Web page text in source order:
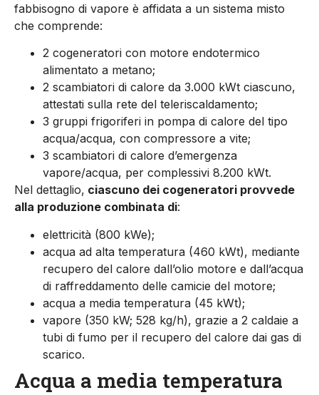
fabbisogno di vapore è affidata a un sistema misto
che comprende:
2 cogeneratori con motore endotermico
alimentato a metano;
2 scambiatori di calore da 3.000 kWt ciascuno,
attestati sulla rete del teleriscaldamento;
3 gruppi frigoriferi in pompa di calore del tipo
acqua/acqua, con compressore a vite;
3 scambiatori di calore d’emergenza
vapore/acqua, per complessivi 8.200 kWt.
Nel dettaglio, ciascuno dei cogeneratori provvede
alla produzione combinata di:
elettricità (800 kWe);
acqua ad alta temperatura (460 kWt), mediante
recupero del calore dall’olio motore e dall’acqua
di raffreddamento delle camicie del motore;
acqua a media temperatura (45 kWt);
vapore (350 kW; 528 kg/h), grazie a 2 caldaie a
tubi di fumo per il recupero del calore dai gas di
scarico.
Acqua a media temperatura